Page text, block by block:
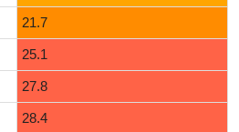
21.7
25.1
27.8
28.4